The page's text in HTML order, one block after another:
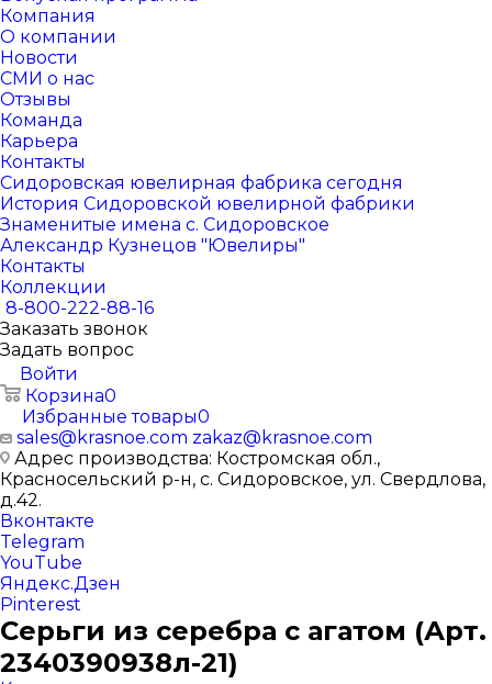
Компания
О компании
Новости
СМИ о нас
Отзывы
Команда
Карьера
Контакты
Сидоровская ювелирная фабрика сегодня
История Сидоровской ювелирной фабрики
Знаменитые имена с. Сидоровское
Александр Кузнецов "Ювелиры"
Контакты
Коллекции
8-800-222-88-16
Заказать звонок
Задать вопрос
Войти
Корзина0
Избранные товары0
sales@krasnoe.com zakaz@krasnoe.com
Адрес производства: Костромская обл.,
Красносельский р-н, с. Сидоровское, ул. Свердлова,
д.42.
Вконтакте
Telegram
YouTube
Яндекс.Дзен
Pinterest
Серьги из серебра с агатом (Арт.
2340390938л-21)